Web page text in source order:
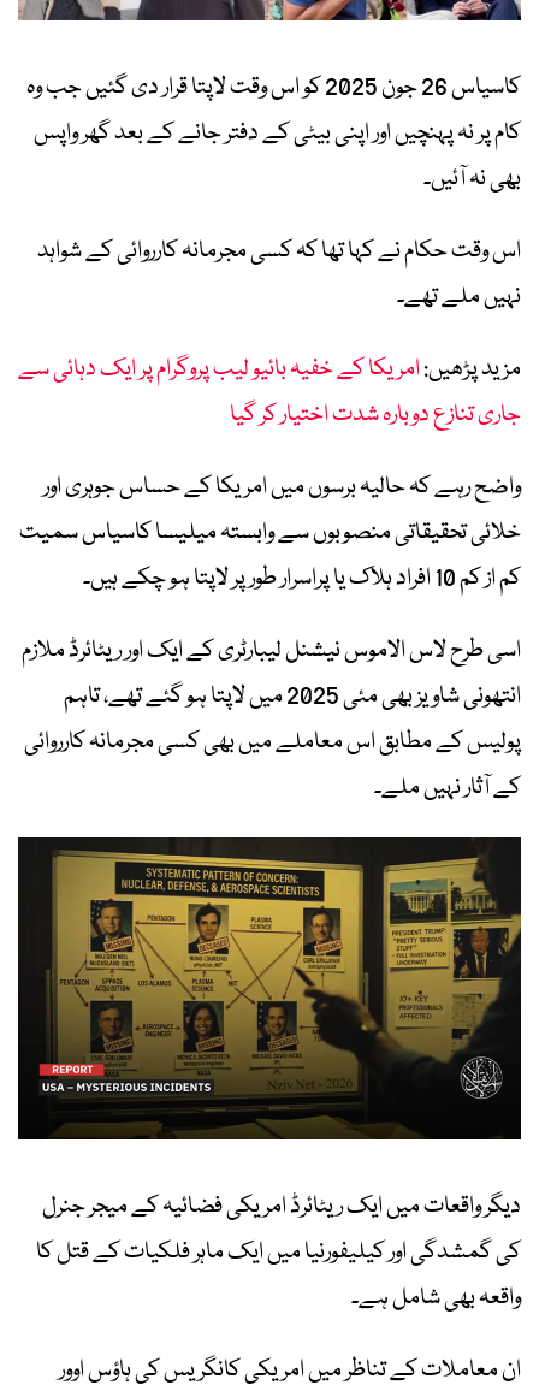
کاسیاس 26 جون 2025 کو اس وقت لاپتا قرار دی گئیں جب وہ
کام پر نہ پہنچیں اور اپنی بیٹی کے دفتر جانے کے بعد گھر واپس
بھی نہ آئیں۔
اس وقت حکام نے کہا تھا کہ کسی مجرمانہ کارروائی کے شواہد
نہیں ملے تھے۔
مزید پڑھیں:امریکا کے خفیہ بائیو لیب پروگرام پر ایک دہائی سے
جاری تنازع دوبارہ شدت اختیار کر گیا
واضح رہے کہ حالیہ برسوں میں امریکا کے حساس جوہری اور
خلائی تحقیقاتی منصوبوں سے وابستہ میلیسا کاسیاس سمیت
کم از کم 10 افراد ہلاک یا پراسرار طور پر لاپتا ہو چکے ہیں۔
اسی طرح لاس الاموس نیشنل لیبارٹری کے ایک اور ریٹائرڈ ملازم
انتھونی شاویز بھی مئی 2025 میں لاپتا ہو گئے تھے، تاہم
پولیس کے مطابق اس معاملے میں بھی کسی مجرمانہ کارروائی
کے آثار نہیں ملے۔
دیگر واقعات میں ایک ریٹائرڈ امریکی فضائیہ کے میجر جنرل
کی گمشدگی اور کیلیفورنیا میں ایک ماہر فلکیات کے قتل کا
واقعہ بھی شامل ہے۔
ان معاملات کے تناظر میں امریکی کانگریس کی ہاؤس اوور